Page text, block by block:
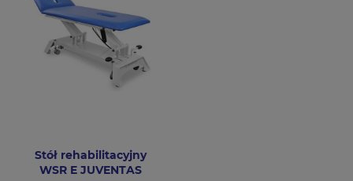
Stół rehabilitacyjny
WSR E JUVENTAS